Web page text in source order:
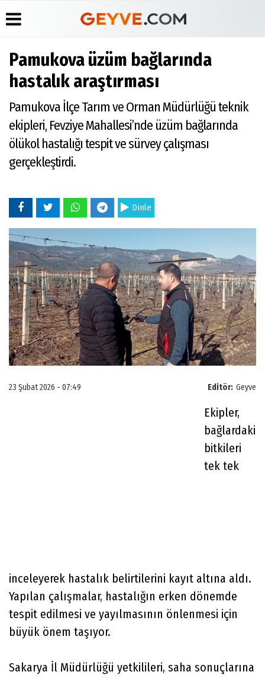
Üye Paneli
Haber
Arşivi
Haberleri
Biyografiler
Köşe
Yazarları
Galeri
Foto
Etkinlikler
Medyabar.com
Künye
İletişim
Pamukova üzüm bağlarında
hastalık araştırması
Pamukova İlçe Tarım ve Orman Müdürlüğü teknik
ekipleri, Fevziye Mahallesi’nde üzüm bağlarında
ölükol hastalığı tespit ve sürvey çalışması
gerçekleştirdi.
Dinle
Editör: Geyve
23 Şubat 2026 - 07:49
Ekipler,
bağlardaki
bitkileri
tek tek
inceleyerek hastalık belirtilerini kayıt altına aldı.
Yapılan çalışmalar, hastalığın erken dönemde
tespit edilmesi ve yayılmasının önlenmesi için
büyük önem taşıyor.
Sakarya İl Müdürlüğü yetkilileri, saha sonuçlarına